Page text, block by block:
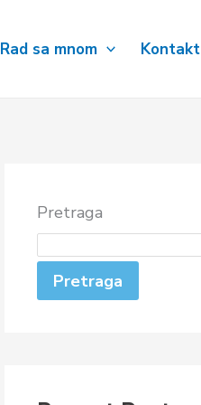
Rad sa mnom Kontakt
Pretraga
Pretraga